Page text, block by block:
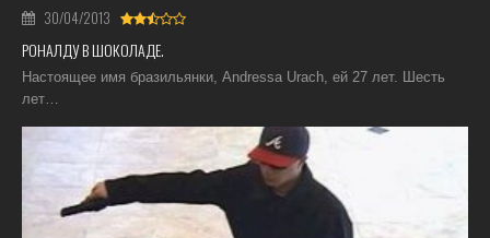
30/04/2013
РОНАЛДУ В ШОКОЛАДЕ.
Настоящее имя бразильянки, Andressa Urach, ей 27 лет. Шесть
лет…